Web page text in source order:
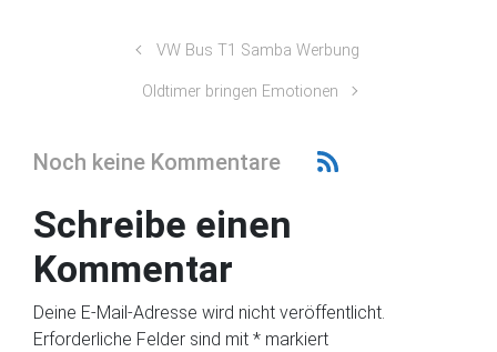
VW Bus T1 Samba Werbung
Oldtimer bringen Emotionen
Noch keine Kommentare
Schreibe einen
Kommentar
Deine E-Mail-Adresse wird nicht veröffentlicht.
Erforderliche Felder sind mit * markiert